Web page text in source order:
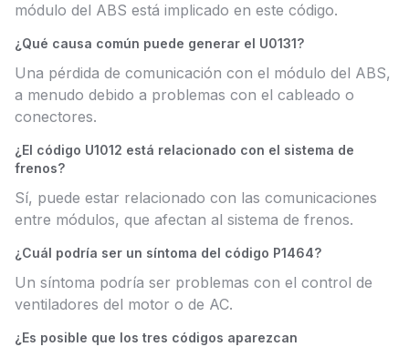
módulo del ABS está implicado en este código.
¿Qué causa común puede generar el U0131?
Una pérdida de comunicación con el módulo del ABS,
a menudo debido a problemas con el cableado o
conectores.
¿El código U1012 está relacionado con el sistema de
frenos?
Sí, puede estar relacionado con las comunicaciones
entre módulos, que afectan al sistema de frenos.
¿Cuál podría ser un síntoma del código P1464?
Un síntoma podría ser problemas con el control de
ventiladores del motor o de AC.
¿Es posible que los tres códigos aparezcan